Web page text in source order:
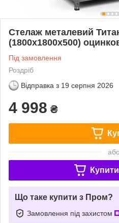
Стелаж металевий
(1800х1800х500)
Під замовлення
Роздріб
Відправка з 19 серпня 2026
4 998 ₴
або
Що таке купити з Пром?
Замовлення під захистом